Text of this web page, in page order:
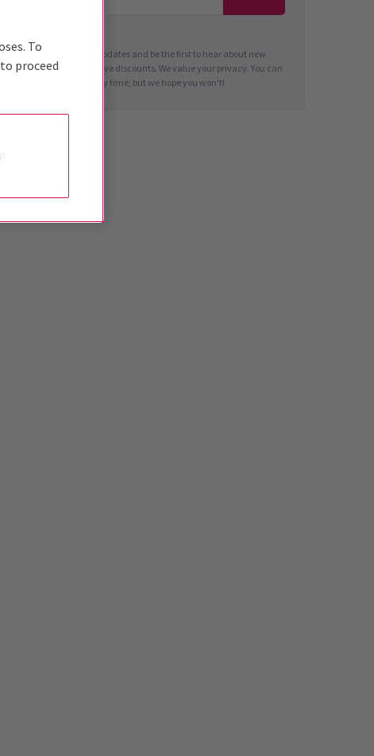
Sign up for news updates and be the first to hear about new
shows and exclusive discounts. We value your privacy. You can
unsubscribe at any time, but we hope you won't!
To
proceed